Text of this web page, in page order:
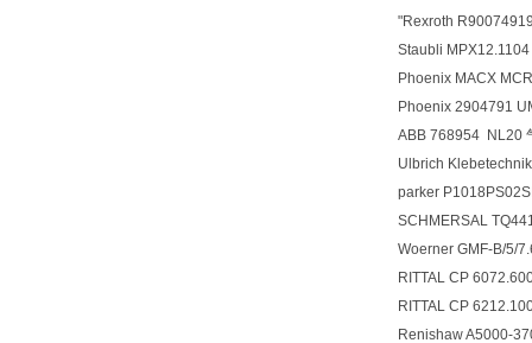
"Rexroth
Staubli
Phoenix MACX
Phoenix 2904791
ABB 768954 NL20
Ulbrich
parker
SCHMERSAL
Woerner GMF-B/5/
RITTAL CP
RITTAL CP
Renishaw A5000-